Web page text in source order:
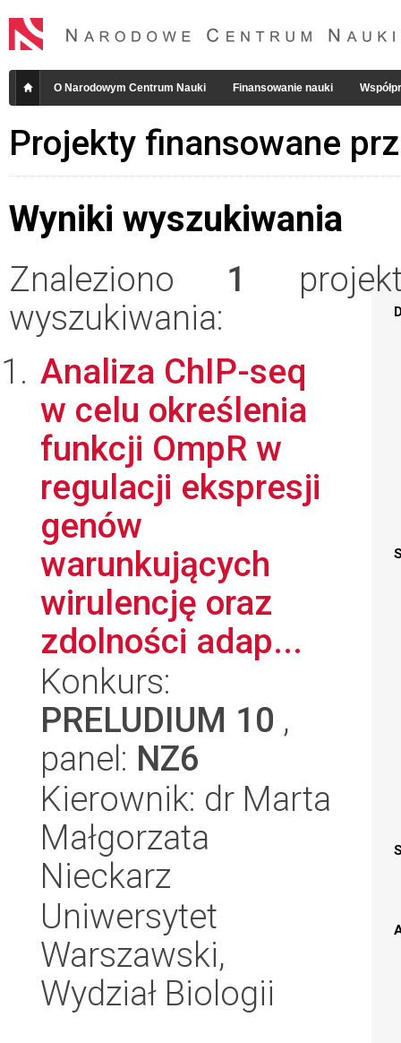
O Narodowym Centrum Nauki Finansowanie nauki
Projekty finansowane
Wyniki wyszukiwania
Znaleziono 1
wyszukiwania:
Analiza ChIP-seq
w celu określenia
funkcji OmpR w
regulacji ekspresji
genów
warunkujących
wirulencję oraz
zdolności adap...
Konkurs:
PRELUDIUM 10 ,
panel: NZ6
Kierownik: dr Marta
Małgorzata
Nieckarz
Uniwersytet
Warszawski,
Wydział Biologii